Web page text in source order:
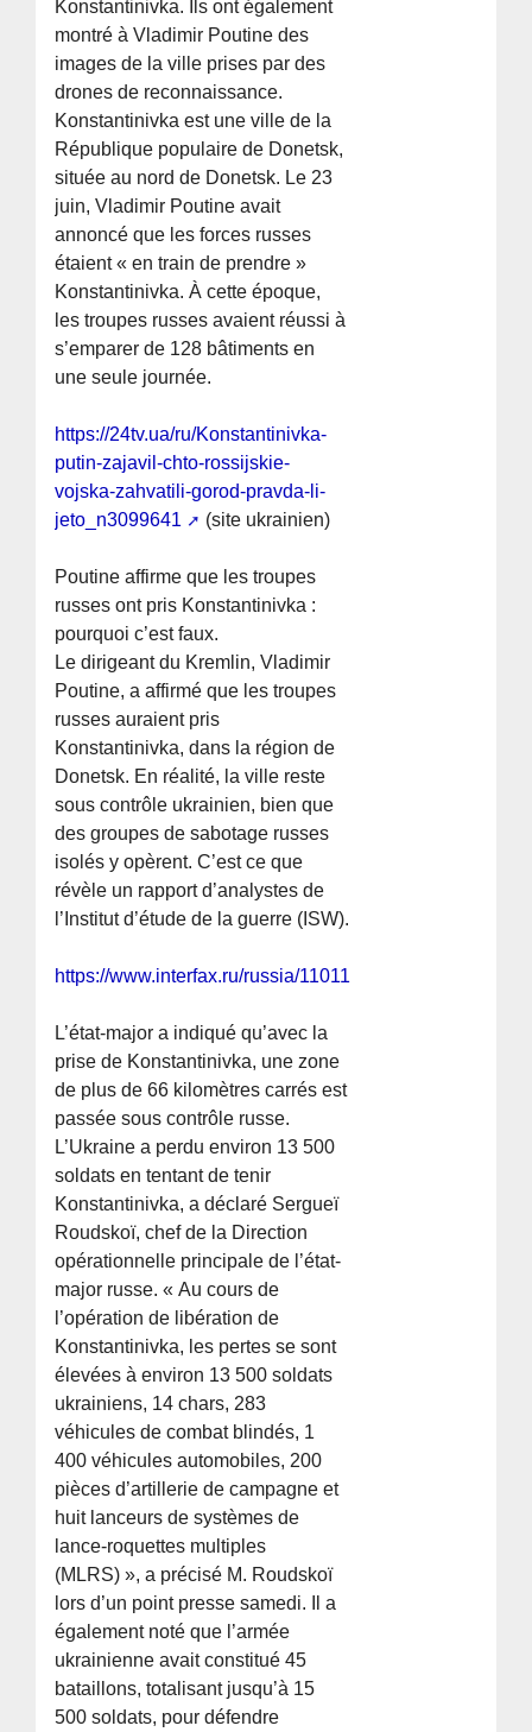
Konstantinivka. Ils ont également
montré à Vladimir Poutine des
images de la ville prises par des
drones de reconnaissance.
Konstantinivka est une ville de la
République populaire de Donetsk,
située au nord de Donetsk. Le 23
juin, Vladimir Poutine avait
annoncé que les forces russes
étaient « en train de prendre »
Konstantinivka. À cette époque,
les troupes russes avaient réussi à
s’emparer de 128 bâtiments en
une seule journée.
https://24tv.ua/ru/Konstantinivka-
putin-zajavil-chto-rossijskie-
vojska-zahvatili-gorod-pravda-li-
jeto_n3099641
(site ukrainien)
Poutine affirme que les troupes
russes ont pris Konstantinivka :
pourquoi c’est faux.
Le dirigeant du Kremlin, Vladimir
Poutine, a affirmé que les troupes
russes auraient pris
Konstantinivka, dans la région de
Donetsk. En réalité, la ville reste
sous contrôle ukrainien, bien que
des groupes de sabotage russes
isolés y opèrent. C’est ce que
révèle un rapport d’analystes de
l’Institut d’étude de la guerre (ISW).
https://www.interfax.ru/russia/1101144
L’état-major a indiqué qu’avec la
prise de Konstantinivka, une zone
de plus de 66 kilomètres carrés est
passée sous contrôle russe.
L’Ukraine a perdu environ 13 500
soldats en tentant de tenir
Konstantinivka, a déclaré Sergueï
Roudskoï, chef de la Direction
opérationnelle principale de l’état-
major russe. « Au cours de
l’opération de libération de
Konstantinivka, les pertes se sont
élevées à environ 13 500 soldats
ukrainiens, 14 chars, 283
véhicules de combat blindés, 1
400 véhicules automobiles, 200
pièces d’artillerie de campagne et
huit lanceurs de systèmes de
lance-roquettes multiples
(MLRS) », a précisé M. Roudskoï
lors d’un point presse samedi. Il a
également noté que l’armée
ukrainienne avait constitué 45
bataillons, totalisant jusqu’à 15
500 soldats, pour défendre